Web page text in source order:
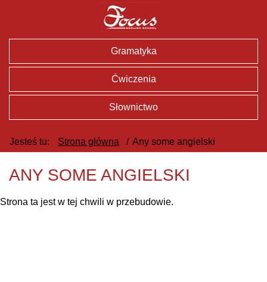
ANY SOME ANGIELSKI
Strona ta jest w tej chwili w przebudowie.
Gramatyka
Ćwiczenia
Słownictwo
Jesteś tu: Strona główna / Any some angielski